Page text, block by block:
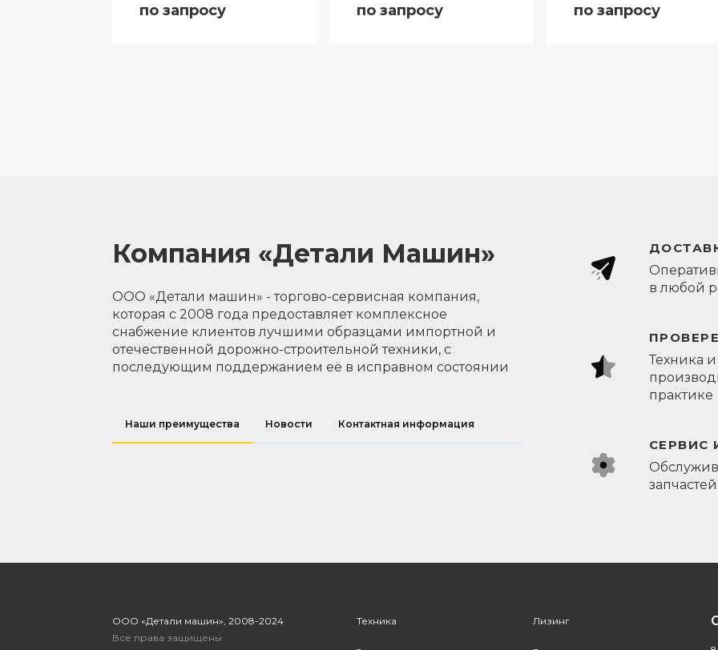
по запросу по запросу по запросу
Компания «Детали Машин»
ООО «Детали машин» - торгово-сервисная компания,
которая с 2008 года предоставляет комплексное
снабжение клиентов лучшими образцами импортной и
отечественной дорожно-строительной техники, с
последующим поддержанием её в исправном состоянии
Наши преимущества Новости Контактная информация
в любой
Техника
практике
СЕРВИС
ООО «Детали машин», 2008-2024
Все права защищены
Техника Лизинг